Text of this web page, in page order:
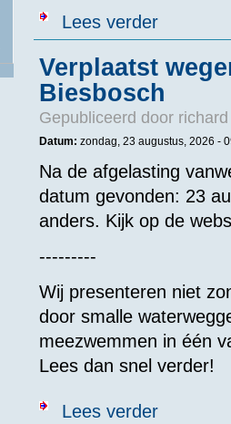
Lees verderover
Verplaatst
Biesbosch
Gepubliceerd door
Datum: zondag, 23 augustus, 2026 -
Na de afgelasting
datum gevonden: 23
anders. Kijk op de
---------
Wij presenteren niet
door smalle
meezwemmen in één
Lees dan snel verder!
Lees verderover